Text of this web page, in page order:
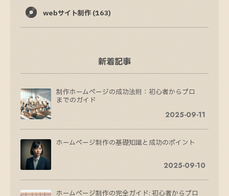
webサイト制作 (163)
新着記事
制作ホームページの成功法則：初心者からプロ
までのガイド
2025-09-11
ホームページ制作の基礎知識と成功のポイント
2025-09-10
ホームページ制作の完全ガイド: 初心者からプロ